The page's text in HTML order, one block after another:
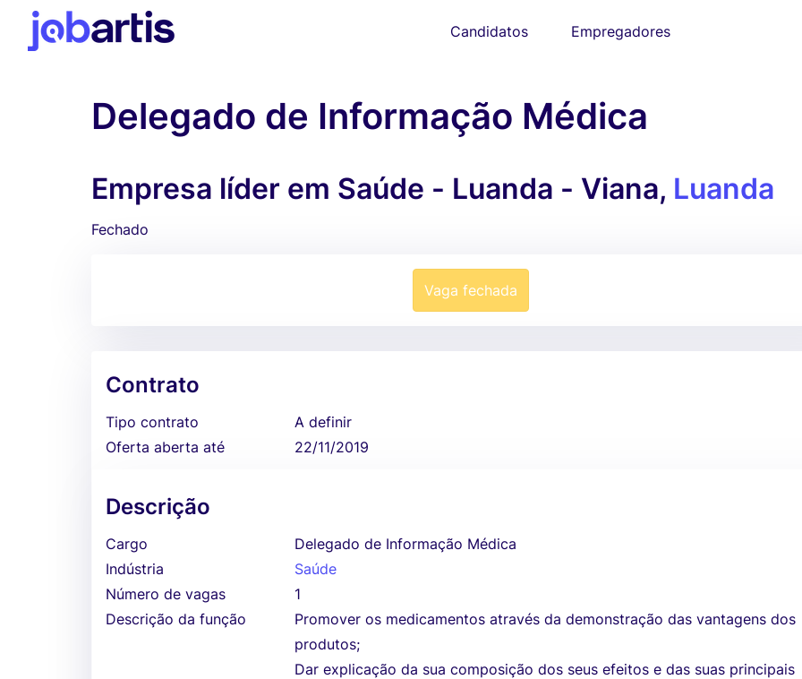
Candidatos Empregadores
Delegado de Informação Médica
Empresa líder em Saúde - Luanda - Viana, Luanda
Fechado
Vaga fechada
Contrato
Tipo contrato
A definir
Oferta aberta até
22/11/2019
Descrição
Cargo
Delegado de Informação Médica
Indústria
Saúde
Número de vagas
1
Descrição da função
Promover os medicamentos através da demonstração das vantagens dos
produtos;
Dar explicação da sua composição dos seus efeitos e das suas principais